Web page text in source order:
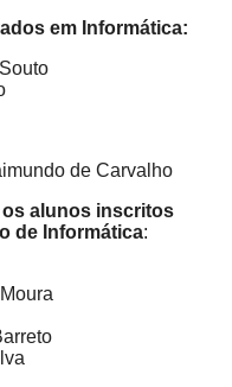
em Informática:
de Carvalho
alunos inscritos
de Informática: